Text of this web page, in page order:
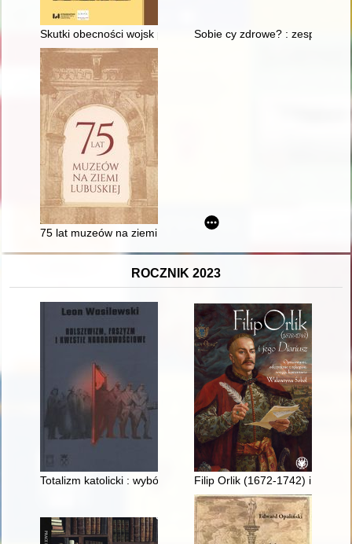
Skutki obecności wojsk polskich, pruskich i rosyjskich w
Sobie cy zdrowe? : zespół
75 lat muzeów na ziemi lubuskiej
ROCZNIK 2023
Totalizm katolicki : wybór pism Filip Orlik (1672-1742) i jego